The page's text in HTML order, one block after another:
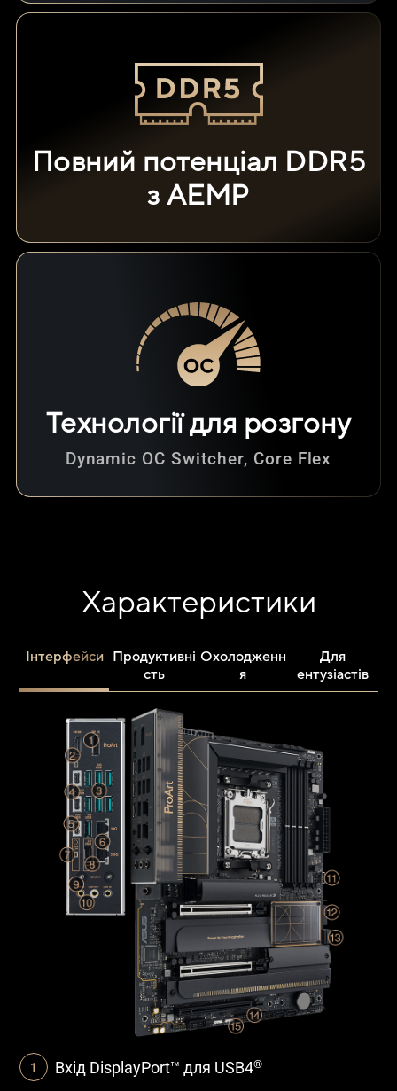
Повний потенціал DDR5
з AEMP
Технології для розгону
Dynamic OC Switcher, Core Flex
Характеристики
Інтерфейси Продуктивні
сть
Охолодженн
я
Для
ентузіастів
Вхід DisplayPort™ для USB4®